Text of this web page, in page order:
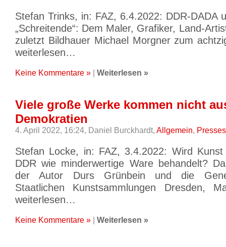
Stefan Trinks, in: FAZ, 6.4.2022: DDR-DADA
„Schreitende“: Dem Maler, Grafiker, Land-
zuletzt Bildhauer Michael Morgner zum
weiterlesen…
Keine Kommentare » Weiterlesen »
Viele große Werke kommen nicht
Demokratien
4. April 2022, 16:24, Daniel Burckhardt, Allgemein,
Stefan Locke, in: FAZ, 3.4.2022: Wird
DDR wie minderwertige Ware behandelt?
der Autor Durs Grünbein und die
Staatlichen Kunstsammlungen Dresden,
weiterlesen…
Keine Kommentare » Weiterlesen »